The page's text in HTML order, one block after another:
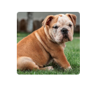
OPINI
Informasi